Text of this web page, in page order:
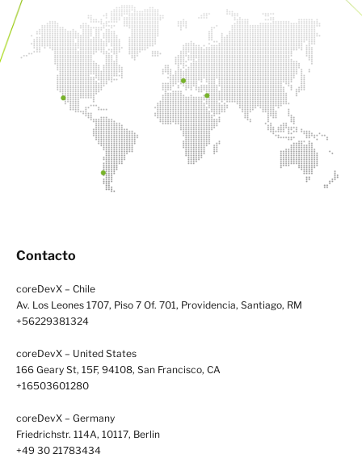
Contacto
coreDevX – Chile
Av. Los Leones 1707, Piso 7 Of. 701, Providencia, Santiago, RM
+56229381324
coreDevX – United States
166 Geary St, 15F, 94108, San Francisco, CA
+16503601280
coreDevX – Germany
Friedrichstr. 114A, 10117, Berlin
+49 30 21783434